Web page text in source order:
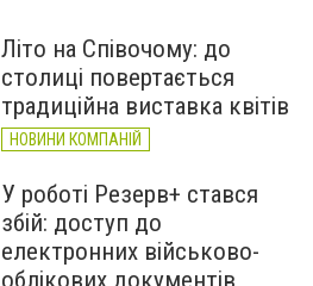
Літо на Співочому: до
столиці повертається
традиційна виставка квітів
НОВИНИ КОМПАНІЙ
У роботі Резерв+ стався
збій: доступ до
електронних військово-
облікових документів